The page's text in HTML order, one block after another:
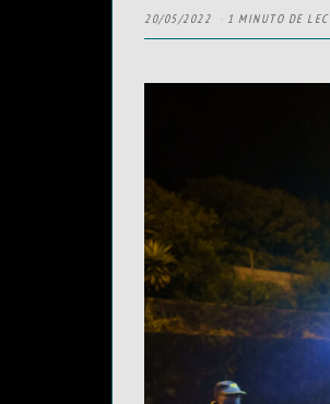
20/05/2022 1 MINUTO DE